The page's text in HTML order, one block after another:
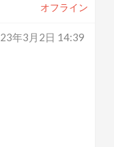
オフライン
年3月2日 14:39